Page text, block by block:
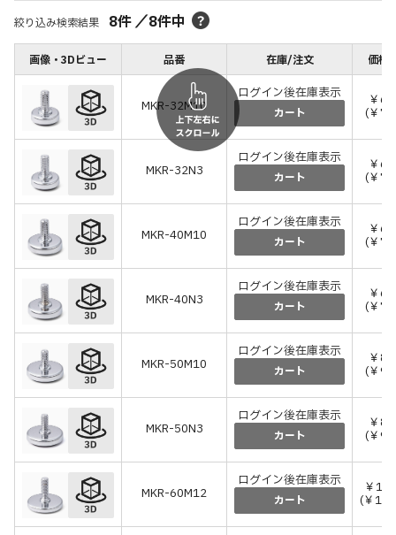
絞り込み検索結果 8件／8件中
画像・3Dビュー 品番 在庫/注文 価格(
MKR-32M10
ログイン後在庫表示
カート
￥
(￥
MKR-32N3
ログイン後在庫表示
カート
￥
(￥
MKR-40M10
ログイン後在庫表示
カート
￥
(￥
MKR-40N3
ログイン後在庫表示
カート
￥
(￥
MKR-50M10
ログイン後在庫表示
カート
￥
(￥
MKR-50N3
ログイン後在庫表示
カート
￥
(￥
MKR-60M12
ログイン後在庫表示
カート
￥
(￥